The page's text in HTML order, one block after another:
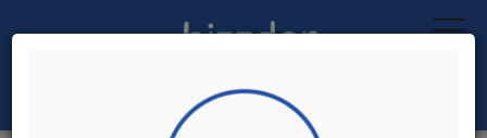
Ara: